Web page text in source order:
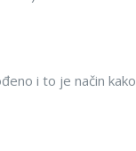
i to je način kako